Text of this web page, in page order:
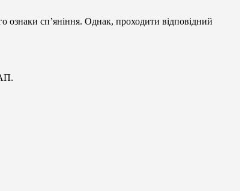
ознаки сп’яніння. Однак, проходити відповідний